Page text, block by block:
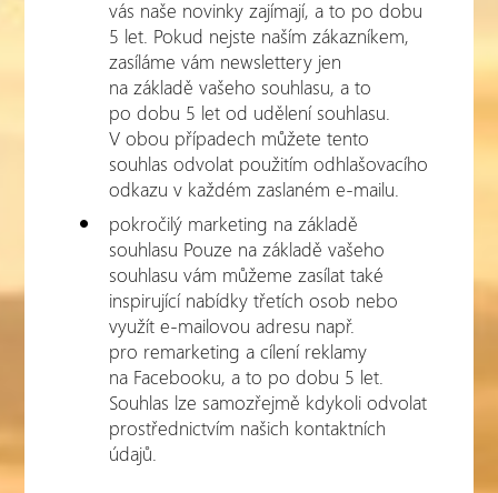
vás naše novinky zajímají, a to po dobu
5 let. Pokud nejste naším zákazníkem,
zasíláme vám newslettery jen
na základě vašeho souhlasu, a to
po dobu 5 let od udělení souhlasu.
V obou případech můžete tento
souhlas odvolat použitím odhlašovacího
odkazu v každém zaslaném e-mailu.
pokročilý marketing na základě
souhlasu Pouze na základě vašeho
souhlasu vám můžeme zasílat také
inspirující nabídky třetích osob nebo
využít e-mailovou adresu např.
pro remarketing a cílení reklamy
na Facebooku, a to po dobu 5 let.
Souhlas lze samozřejmě kdykoli odvolat
prostřednictvím našich kontaktních
údajů.